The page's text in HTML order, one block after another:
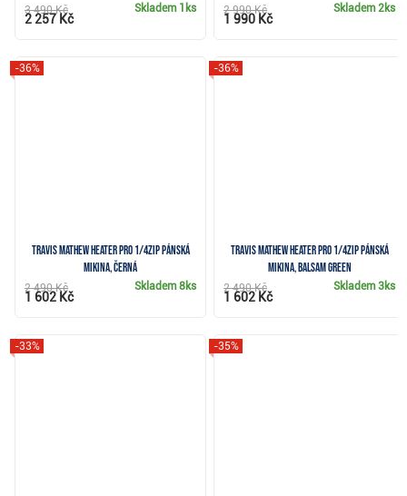
Skladem 1ks
3 490 Kč
2 257 Kč
Skladem 2ks
2 990 Kč
1 990 Kč
Travis Mathew Heater Pro 1/4Zip pánská
mikina, černá
-36%
Skladem8ks
2 490 Kč
1 602 Kč
Travis Mathew Heater Pro 1/4Zip pánská
mikina, balsam green
-36%
Skladem3ks
2 490 Kč
1 602 Kč
-33% -35%